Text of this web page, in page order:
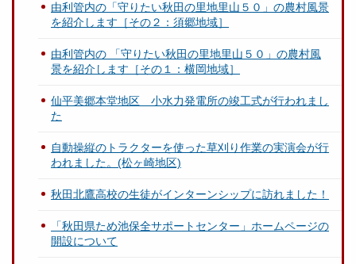
由利管内の「守りたい秋田の里地里山５０」の農村風景
を紹介します［その２：須郷地域］
由利管内の 「守りたい秋田の里地里山５０」の農村風
景を紹介します［その１：横岡地域］
仙平美郷本堂地区 小水力発電所の竣工式が行われまし
た
自動操縦のトラクターを使った草刈り作業の実演会が行
われました。(松ヶ崎地区)
秋田北鷹高校の生徒がインターンシップに訪れました！
「秋田県ため池保全サポートセンター」ホームページの
開設について